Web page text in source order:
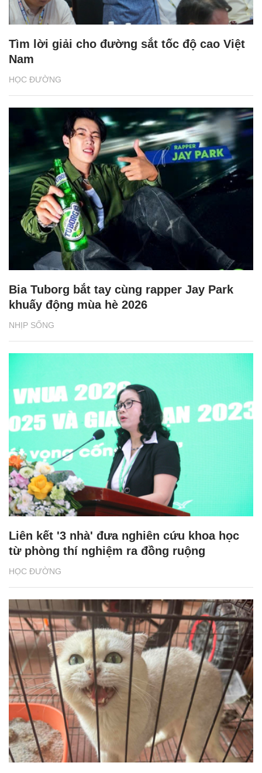
HỌC ĐƯỜNG
Tìm lời giải cho đường sắt tốc độ cao Việt
Nam
NHỊP SỐNG
Bia Tuborg bắt tay cùng rapper Jay Park
khuấy động mùa hè 2026
HỌC ĐƯỜNG
Liên kết '3 nhà' đưa nghiên cứu khoa học
từ phòng thí nghiệm ra đồng ruộng